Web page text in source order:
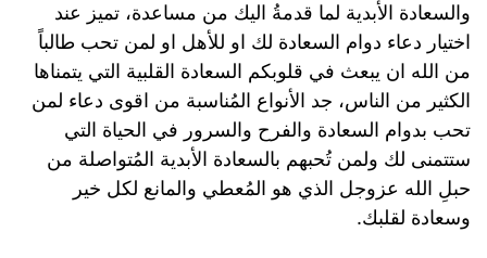
والسعادة الأبدية لما قدمةُ اليك من مساعدة، تميز عند
اختيار دعاء دوام السعادة لك او للأهل او لمن تحب طالباً
من الله ان يبعث في قلوبكم السعادة القلبية التي يتمناها
الكثير من الناس، جد الأنواع المُناسبة من اقوى دعاء لمن
تحب بدوام السعادة والفرح والسرور في الحياة التي
ستتمنى لك ولمن تُحبهم بالسعادة الأبدية المُتواصلة من
حبلِ الله عزوجل الذي هو المُعطي والمانع لكل خير
وسعادة لقلبك.